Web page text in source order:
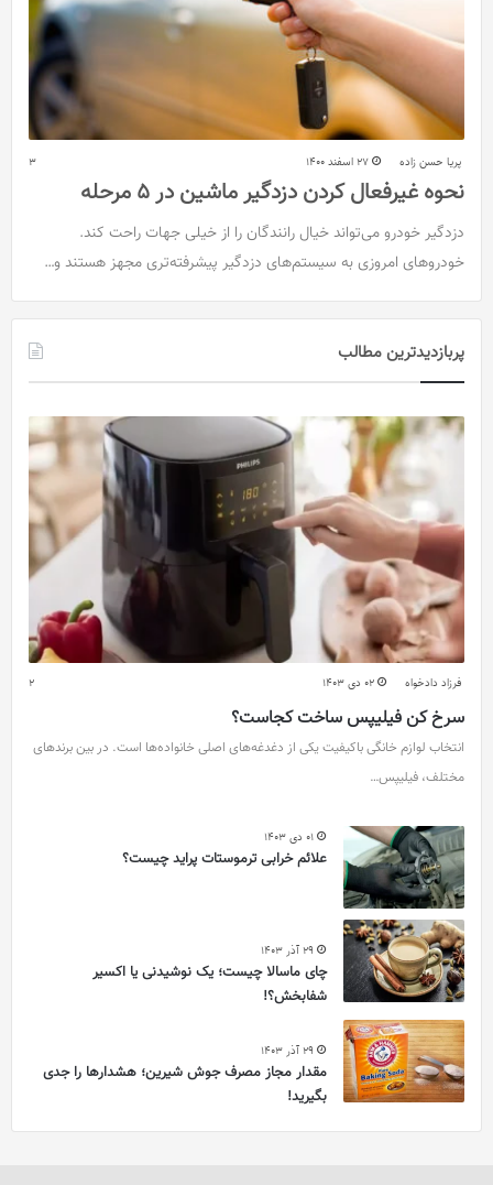
پریا حسن زاده 27 اسفند 1400 3
نحوه غیرفعال کردن دزدگیر ماشین در 5 مرحله
دزدگیر خودرو می‌تواند خیال رانندگان را از خیلی جهات راحت کند.
خودروهای امروزی به سیستم‌های دزدگیر پیشرفته‌تری مجهز هستند و…
پربازدیدترین مطالب
فرزاد دادخواه 02 دی 1403 2
سرخ کن فیلیپس ساخت کجاست؟
انتخاب لوازم خانگی باکیفیت یکی از دغدغه‌های اصلی خانواده‌ها است. در بین برندهای
مختلف، فیلیپس…
01 دی 1403
علائم خرابی ترموستات پراید چیست؟
29 آذر 1403
چای ماسالا چیست؛ یک نوشیدنی یا اکسیر
شفابخش؟!
29 آذر 1403
مقدار مجاز مصرف جوش شیرین؛ هشدارها را جدی
بگیرید!